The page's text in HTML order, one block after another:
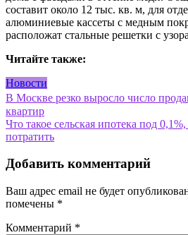
составит около 12 тыс. кв. м, для
алюминиевые кассеты с медным
расположат стальные решетки с
Читайте также:
Новости
Навигация
по
записям
В Москве резко выросло число
квартир
Что такое сельская ипотека под
потратить
Добавить комментарий
Ваш адрес email не будет
помечены *
Комментарий *